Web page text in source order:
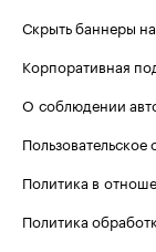
Скрыть баннеры
Корпоративная
О соблюдении
Политика в
Политика